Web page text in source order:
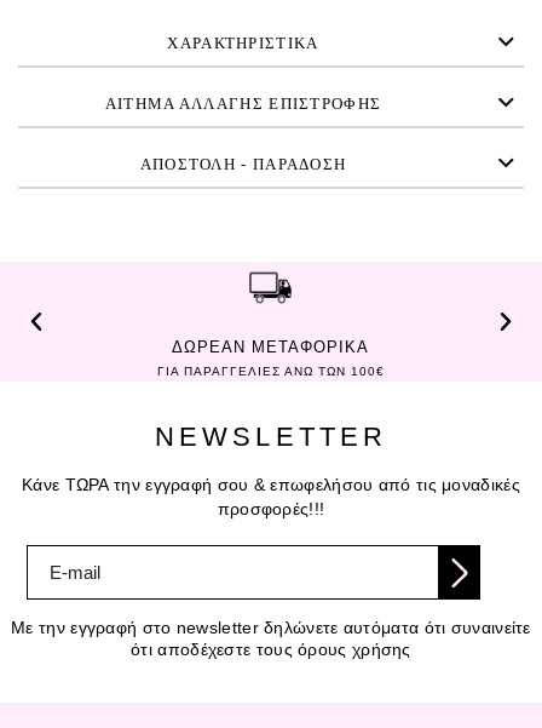
ΧΑΡΑΚΤΗΡΙΣΤΙΚΑ
ΑΙΤΗΜΑ ΑΛΛΑΓΗΣ ΕΠΙΣΤΡΟΦΗΣ
ΑΠΟΣΤΟΛΗ - ΠΑΡΑΔΟΣΗ
ΔΩΡΕΑΝ ΜΕΤΑΦΟΡΙΚΑ
ΓΙΑ ΠΑΡΑΓΓΕΛΙΕΣ ΑΝΩ ΤΩΝ 100€
NEWSLETTER
Κάνε ΤΩΡΑ την εγγραφή σου & επωφελήσου από τις μοναδικές
προσφορές!!!
Με την εγγραφή στο newsletter δηλώνετε αυτόματα ότι συναινείτε
ότι αποδέχεστε τους όρους χρήσης